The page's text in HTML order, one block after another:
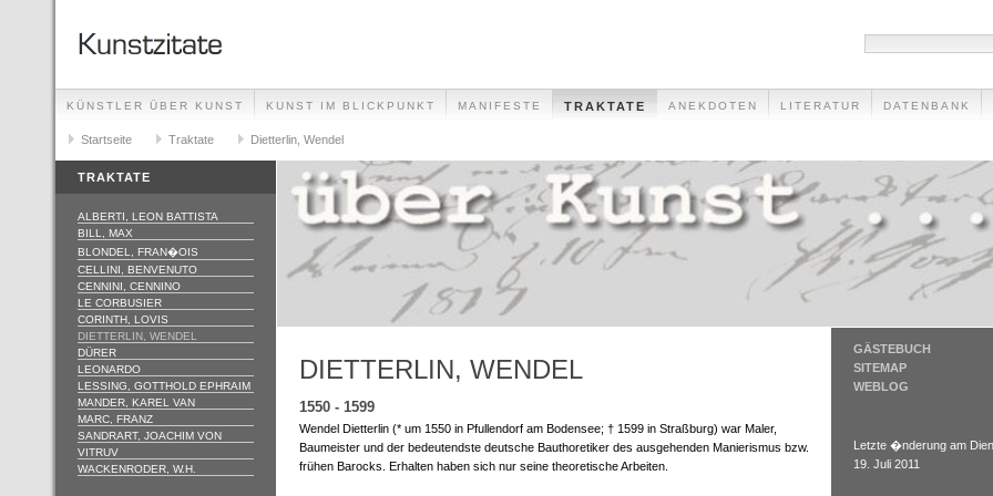
KÜNSTLER ÜBER KUNST KUNST IM BLICKPUNKT MANIFESTE TRAKTATE ANEKDOTEN LITERATUR DATENBANK
GLOSSAR IMPRESSUM
Startseite Traktate Dietterlin, Wendel
TRAKTATE
ALBERTI, LEON BATTISTA
BILL, MAX
BLONDEL, FRAN�OIS
CELLINI, BENVENUTO
CENNINI, CENNINO
LE CORBUSIER
CORINTH, LOVIS
DIETTERLIN, WENDEL
DÜRER
LEONARDO
LESSING, GOTTHOLD EPHRAIM
MANDER, KAREL VAN
MARC, FRANZ
SANDRART, JOACHIM VON
VITRUV
WACKENRODER, W.H.
DIETTERLIN, WENDEL
1550 - 1599
Wendel Dietterlin (* um 1550 in Pfullendorf am Bodensee; † 1599 in Straßburg) war Maler,
Baumeister und der bedeutendste deutsche Bauthoretiker des ausgehenden Manierismus bzw.
frühen Barocks. Erhalten haben sich nur seine theoretische Arbeiten.
GÄSTEBUCH
SITEMAP
WEBLOG
Letzte �nderung am
19. Juli 2011